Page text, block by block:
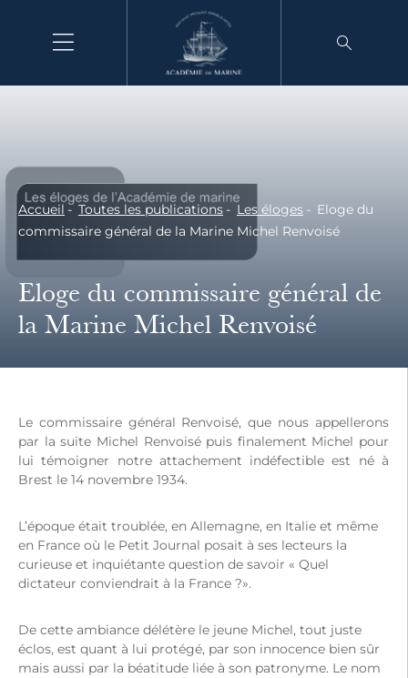
Accueil Toutes les publications Les éloges
Eloge du
commissaire général de la Marine Michel Renvoisé
Eloge du commissaire général de
la Marine Michel Renvoisé
Le commissaire général Renvoisé, que nous appellerons
par la suite Michel Renvoisé puis finalement Michel pour
lui témoigner notre attachement indéfectible est né à
Brest le 14 novembre 1934.
L’époque était troublée, en Allemagne, en Italie et même
en France où le Petit Journal posait à ses lecteurs la
curieuse et inquiétante question de savoir « Quel
dictateur conviendrait à la France ?».
De cette ambiance délétère le jeune Michel, tout juste
éclos, est quant à lui protégé, par son innocence bien sûr
mais aussi par la béatitude liée à son patronyme. Le nom